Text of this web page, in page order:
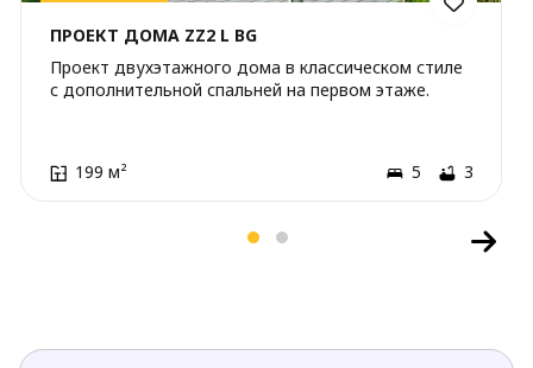
ПРОЕКТ ДОМА ZZ2 L BG
Проект двухэтажного дома в классическом стиле
с дополнительной спальней на первом этаже.
199 м² 5 3